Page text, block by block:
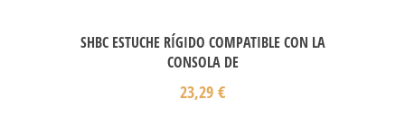
SHBC ESTUCHE RÍGIDO COMPATIBLE CON LA
CONSOLA DE
23,29 €